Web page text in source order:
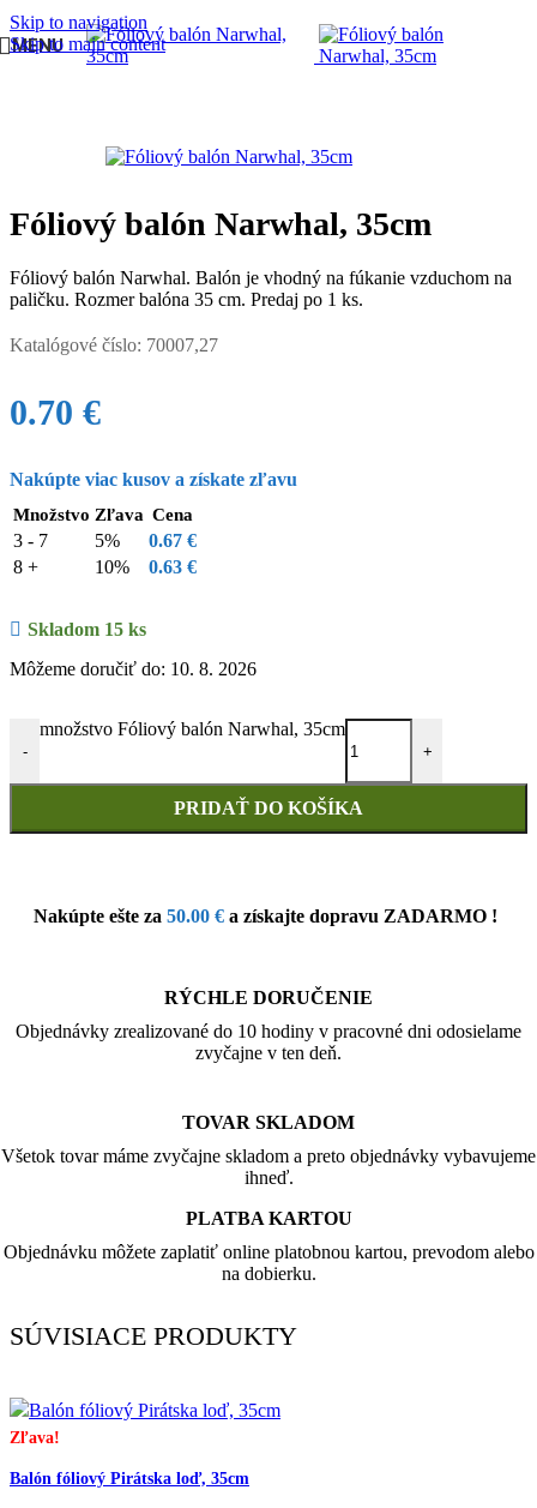
Skip to navigation
Skip to main content
MENU
BALÓNY Fóliové balóny malé na paličku
Fóliový balón Narwhal, 35cm
Fóliový balón Narwhal. Balón je vhodný na fúkanie vzduchom na
paličku. Rozmer balóna 35 cm. Predaj po 1 ks.
Katalógové číslo: 70007,27
0.70 €
Nakúpte viac kusov a získate zľavu
Množstvo Zľava Cena
3 - 7 5% 0.67 €
8 +
10% 0.63 €
Skladom 15 ks
Môžeme doručiť do: 10. 8. 2026
-
množstvo Fóliový balón Narwhal, 35cm
+
PRIDAŤ DO KOŠÍKA
Nakúpte ešte za 50.00 € a získajte dopravu ZADARMO !
RÝCHLE DORUČENIE
Objednávky zrealizované do 10 hodiny v pracovné dni odosielame
zvyčajne v ten deň.
TOVAR SKLADOM
Všetok tovar máme zvyčajne skladom a preto objednávky vybavujeme
ihneď.
PLATBA KARTOU
Objednávku môžete zaplatiť online platobnou kartou, prevodom alebo
na dobierku.
SÚVISIACE PRODUKTY
Zľava!
Balón fóliový Pirátska loď, 35cm